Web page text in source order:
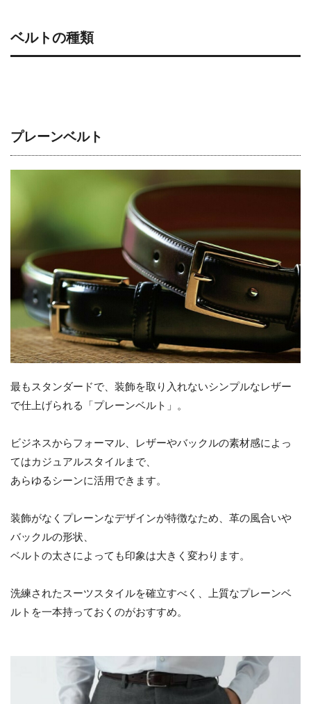
ベルトの種類
プレーンベルト
最もスタンダードで、装飾を取り入れないシンプルなレザー
で仕上げられる「プレーンベルト」。
ビジネスからフォーマル、レザーやバックルの素材感によっ
てはカジュアルスタイルまで、
あらゆるシーンに活用できます。
装飾がなくプレーンなデザインが特徴なため、革の風合いや
バックルの形状、
ベルトの太さによっても印象は大きく変わります。
洗練されたスーツスタイルを確立すべく、上質なプレーンベ
ルトを一本持っておくのがおすすめ。